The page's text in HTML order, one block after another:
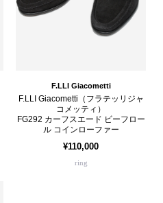
F.LLI Giacometti
F.LLI Giacometti（フラテッリジャ
コメッティ）
FG292 カーフスエード ビーフロー
ル コインローファー
¥110,000
ring